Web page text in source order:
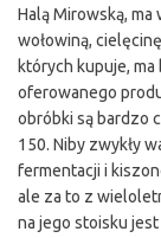
Halą Mirowską,
wołowiną,
których kupuje,
oferowanego
obróbki są bardzo
150. Niby zwykły
fermentacji i
ale za to z
na jego stoisku